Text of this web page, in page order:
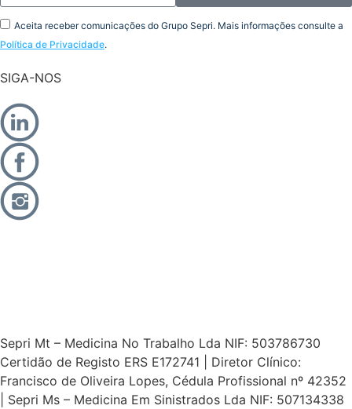
Aceita receber comunicações do Grupo Sepri. Mais informações consulte a
Política de Privacidade.
SIGA-NOS
Sepri Mt – Medicina No Trabalho Lda NIF: 503786730
Certidão de Registo ERS E172741 | Diretor Clínico:
Francisco de Oliveira Lopes, Cédula Profissional nº 42352
| Sepri Ms – Medicina Em Sinistrados Lda NIF: 507134338